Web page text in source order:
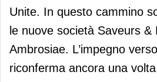
Unite. In questo cammino
le nuove società Saveurs &
Ambrosiae. L’impegno
riconferma ancora una